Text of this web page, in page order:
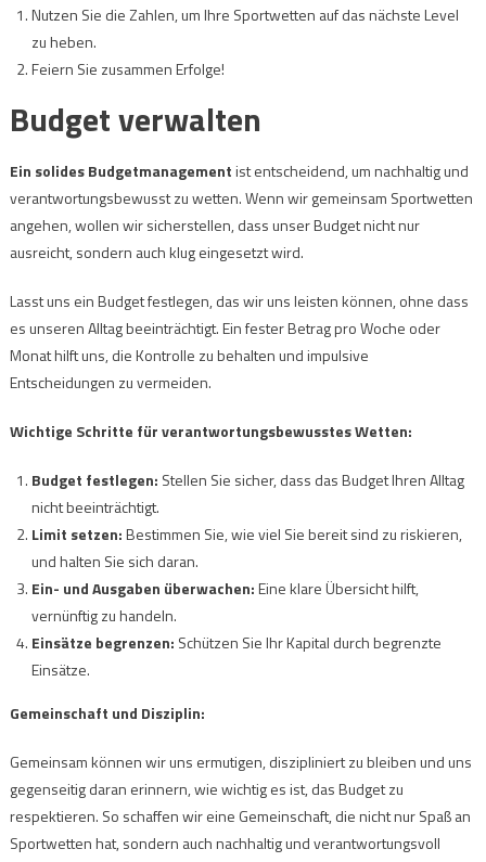
Nutzen Sie die Zahlen, um Ihre Sportwetten auf das nächste Level
zu heben.
Feiern Sie zusammen Erfolge!
Budget verwalten
Ein solides Budgetmanagementist entscheidend, um nachhaltig und
verantwortungsbewusst zu wetten. Wenn wir gemeinsam Sportwetten
angehen, wollen wir sicherstellen, dass unser Budget nicht nur
ausreicht, sondern auch klug eingesetzt wird.
Lasst uns ein Budget festlegen, das wir uns leisten können, ohne dass
es unseren Alltag beeinträchtigt. Ein fester Betrag pro Woche oder
Monat hilft uns, die Kontrolle zu behalten und impulsive
Entscheidungen zu vermeiden.
Wichtige Schritte für verantwortungsbewusstes Wetten:
Budget festlegen: Stellen Sie sicher, dass das Budget Ihren Alltag
nicht beeinträchtigt.
Limit setzen:Bestimmen Sie, wie viel Sie bereit sind zu riskieren,
und halten Sie sich daran.
Ein- und Ausgaben überwachen:Eine klare Übersicht hilft,
vernünftig zu handeln.
Einsätze begrenzen: Schützen Sie Ihr Kapital durch begrenzte
Einsätze.
Gemeinschaft und Disziplin:
Gemeinsam können wir uns ermutigen, diszipliniert zu bleiben und uns
gegenseitig daran erinnern, wie wichtig es ist, das Budget zu
respektieren. So schaffen wir eine Gemeinschaft, die nicht nur Spaß an
Sportwetten hat, sondern auch nachhaltig und verantwortungsvoll